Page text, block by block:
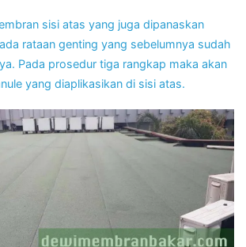
sisi atas yang juga dipanaskan
rataan genting yang sebelumnya sudah
Pada prosedur tiga rangkap maka akan
yang diaplikasikan di sisi atas.